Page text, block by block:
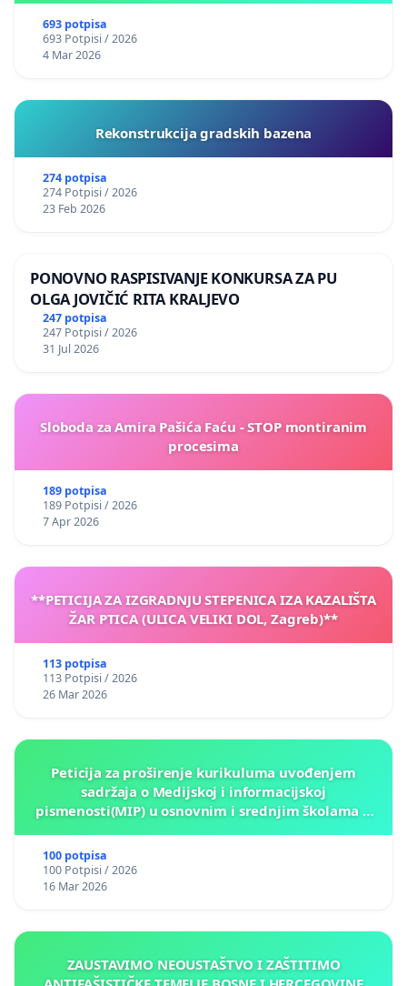
693 potpisa
693 Potpisi / 2026
4 Mar 2026
Rekonstrukcija gradskih bazena
274 potpisa
274 Potpisi / 2026
23 Feb 2026
PONOVNO RASPISIVANJE KONKURSA ZA PU
OLGA JOVIČIĆ RITA KRALJEVO
247 potpisa
247 Potpisi / 2026
31 Jul 2026
Sloboda za Amira Pašića Faću - STOP montiranim
procesima
189 potpisa
189 Potpisi / 2026
7 Apr 2026
**PETICIJA ZA IZGRADNJU STEPENICA IZA KAZALIŠTA
ŽAR PTICA (ULICA VELIKI DOL, Zagreb)**
113 potpisa
113 Potpisi / 2026
26 Mar 2026
Peticija za proširenje kurikuluma uvođenjem
sadržaja o Medijskoj i informacijskoj
pismenosti(MIP) u osnovnim i srednjim školama u
100 potpisa
100 Potpisi / 2026
16 Mar 2026
ZAUSTAVIMO NEOUSTAŠTVO I ZAŠTITIMO